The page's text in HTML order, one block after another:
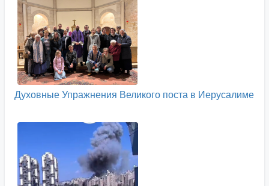
Духовные Упражнения Великого поста в Иерусалиме